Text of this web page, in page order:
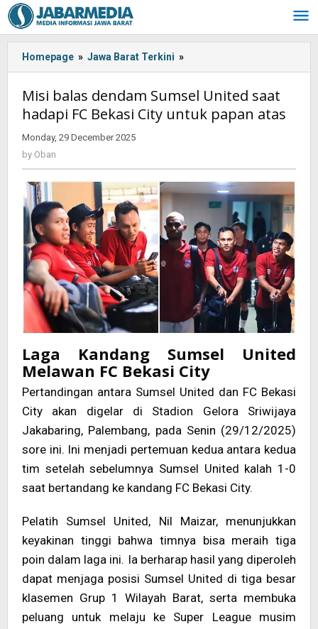
Skip
to
content
Homepage » Jawa Barat Terkini »
balas
Sumsel
United
City
untuk
papan
atas
Misi balas dendam Sumsel United saat
hadapi FC Bekasi City untuk papan atas
Monday, 29 December 2025
by Oban
Laga Kandang Sumsel United
Melawan FC Bekasi City
Pertandingan antara Sumsel United dan FC Bekasi
City akan digelar di Stadion Gelora Sriwijaya
Jakabaring, Palembang, pada Senin (29/12/2025)
sore ini. Ini menjadi pertemuan kedua antara kedua
tim setelah sebelumnya Sumsel United kalah 1-0
saat bertandang ke kandang FC Bekasi City.
Pelatih Sumsel United, Nil Maizar, menunjukkan
keyakinan tinggi bahwa timnya bisa meraih tiga
poin dalam laga ini. Ia berharap hasil yang diperoleh
dapat menjaga posisi Sumsel United di tiga besar
klasemen Grup 1 Wilayah Barat, serta membuka
peluang untuk melaju ke Super League musim